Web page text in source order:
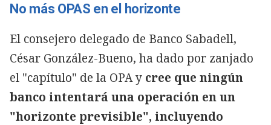
No más OPAS en el horizonte
El consejero delegado de Banco Sabadell,
César González-Bueno, ha dado por zanjado
el "capítulo" de la OPA y cree que ningún
banco intentará una operación en un
"horizonte previsible", incluyendo